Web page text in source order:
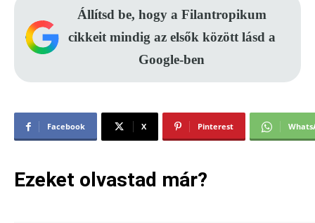
Állítsd be, hogy a Filantropikum
cikkeit mindig az elsők között lásd a
Google-ben
Facebook X Pinterest
Ezeket olvastad már?